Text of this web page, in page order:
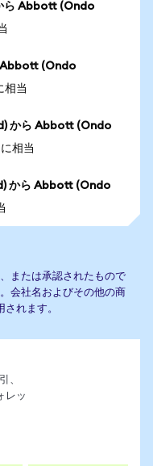
ら Abbott (Ondo
Abbott (Ondo
相当
から Abbott (Ondo
相当
から Abbott (Ondo
または承認されたもので
会社名およびその他の商
れます。
、
レッ